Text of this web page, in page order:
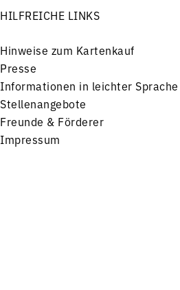
HILFREICHE LINKS
Hinweise zum Kartenkauf
Presse
Informationen in leichter Sprache
Stellenangebote
Freunde & Förderer
Impressum